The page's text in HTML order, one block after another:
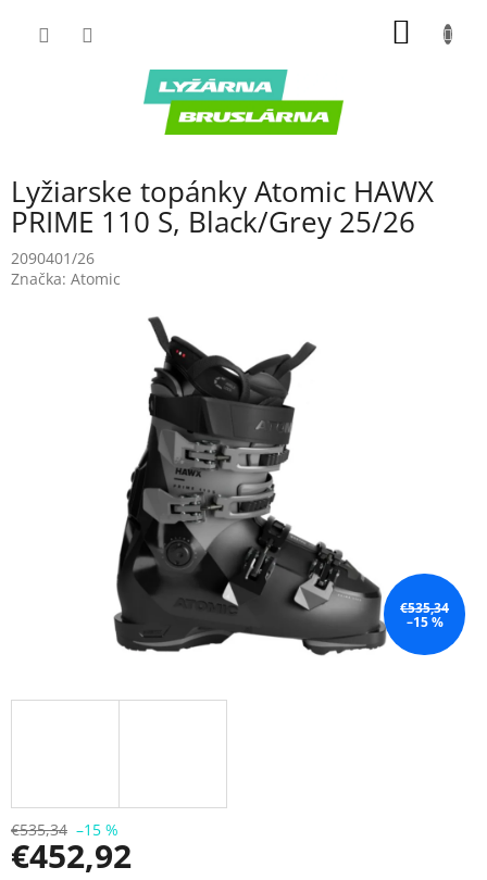
Lyžiarske topánky Atomic HAWX
PRIME 110 S, Black/Grey 25/26
2090401/26
Značka: Atomic
€535,34
–15 %
€535,34 –15 %
€452,92